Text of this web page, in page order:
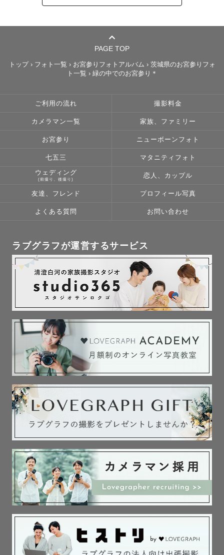
恐らく、
『笑顔でカメラ目線の写真』を想像される方が
とても大切で愛おしく思いますが、
私は”その写真だけが正解”だとは
笑顔や楽しそうな姿はもちろん、
泣いている姿や葛藤している姿も
他の誰でもなく
そんな、”その人らしい姿”を残す
カメラマンです。
『美しさを引き出す写真を
映画のワンシーンのように』
私は、
自分の全力の笑顔の写真が好きではないのと、
右側から写真を撮られるのが苦手です。
昔、成人式の写真を
写真館で撮影してもらった際に、
要望を上手く伝えることができず、
自分のコンプレックスが目立つ仕上がりとなり、
落ち込んでしまった経験があります。
その経験から
『人を美しく撮りたい』という気持ちが強く、
ラブグラフに所属する前のフリーランス時代から
『その人の魅力を最大限に引き出すポートレート』をし、
PAGE TOP
トップ› フォト一覧 › お宮参りフォトアルバム › 茨城県のお宮参りフォ
ト一覧 › 緑の中でのお宮参り＊
ご利用の流れ 撮影料金
カメラマン一覧 家族、ファミリー
お宮参り ニューボーンフォト
七五三 マタニティフォト
ウェディング
(前撮り、後撮り)
恋人、カップル
友達、フレンド プロフィール写真
よくある質問 お問い合わせ
ラブグラフが運営するサービス